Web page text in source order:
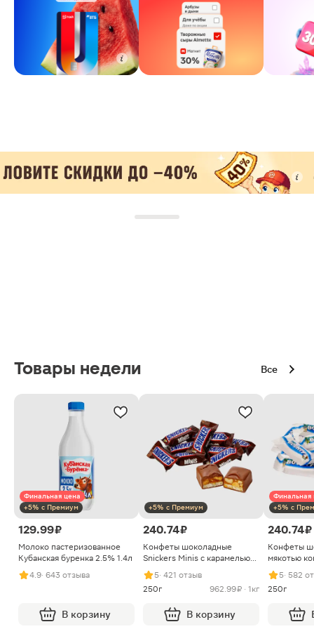
Товары недели Все
Финальная цена
+5% с Премиум
129.99 ₽
Молоко пастеризованное
Кубанская буренка 2.5% 1.4л
4.9· 643 отзыва
В корзину
+5% с Премиум
240.74 ₽
Конфеты шоколадные
Snickers Minis с карамелью
арахисом и нугой
5· 421 отзыв
250г
962.99 ₽ · 1кг
В корзину
Финальная
+5% с
240.74 ₽
Конфеты
мякотью
5· 582
250г